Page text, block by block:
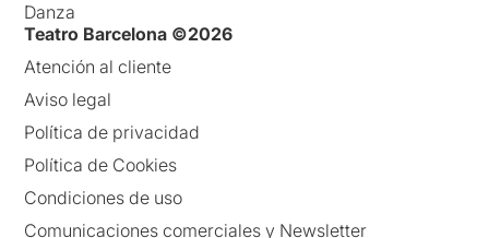
Danza
Teatro Barcelona ©2026
Atención al cliente
Aviso legal
Política de privacidad
Política de Cookies
Condiciones de uso
Comunicaciones comerciales y Newsletter